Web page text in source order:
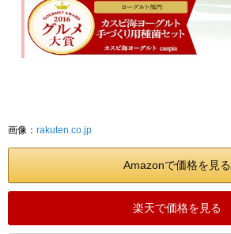
画像： rakuten.co.jp
Amazonで価格を見る
楽天で価格を見る